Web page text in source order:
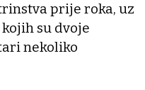
prije roka, uz
su dvoje
nekoliko